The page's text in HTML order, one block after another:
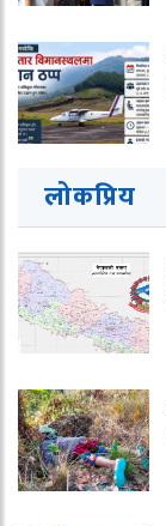
लोकप्रिय